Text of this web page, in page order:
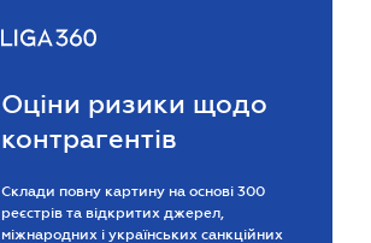
Оціни ризики щодо
контрагентів
Склади повну картину на основі 300
реєстрів та відкритих джерел,
міжнародних і українських санкційних